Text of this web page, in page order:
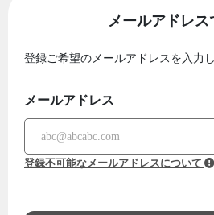
メールアドレス
登録ご希望のメールアドレスを入力
メールアドレス
登録不可能なメールアドレスについて